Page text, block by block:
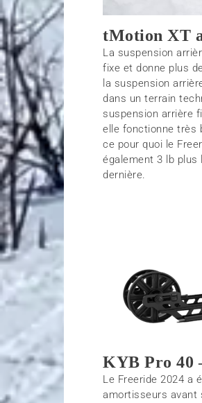
tMotion XT
La suspension
fixe et donne plus
la suspension
dans un terrain
suspension arrière
elle fonctionne très
ce pour quoi le
également 3 lb plus
dernière.
KYB Pro 40
Le Freeride 2024 a
amortisseurs avant